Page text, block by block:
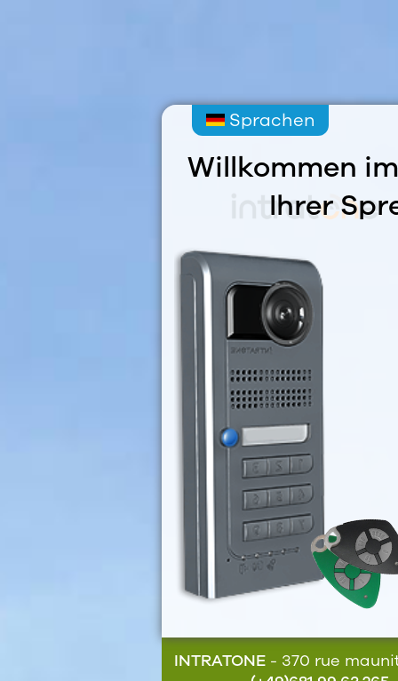
Sprachen
Willkommen
Ihrer
INTRATONE - 370 rue maunit